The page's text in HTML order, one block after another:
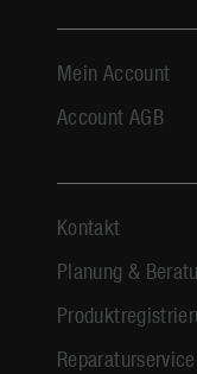
Mein Account
Account AGB
Kontakt
Planung &
Reparaturservice